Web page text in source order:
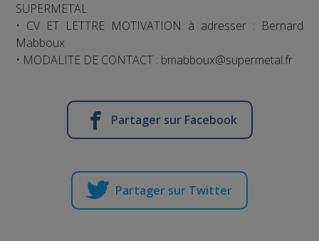
SUPERMETAL
• CV ET LETTRE MOTIVATION à adresser : Bernard
Mabboux
• MODALITE DE CONTACT : bmabboux@supermetal.fr
Partager sur Facebook
Partager sur Twitter